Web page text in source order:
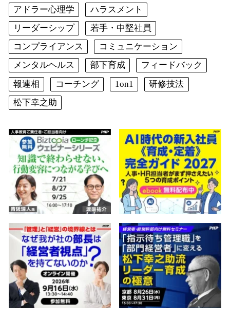
アドラー心理学
ハラスメント
リーダーシップ
若手・中堅社員
コンプライアンス
コミュニケーション
メンタルヘルス
部下育成
フィードバック
報連相
コーチング 1on1
研修技法
松下幸之助